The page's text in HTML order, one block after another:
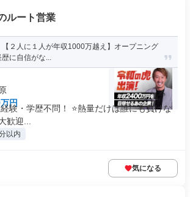
ルート営業
【２人に１人が年収1000万越え】オープニング
に自信がな...
円
験・学歴不問！ ⭐️熱量だけは誰にも負けな
歓迎...
以内
気になる